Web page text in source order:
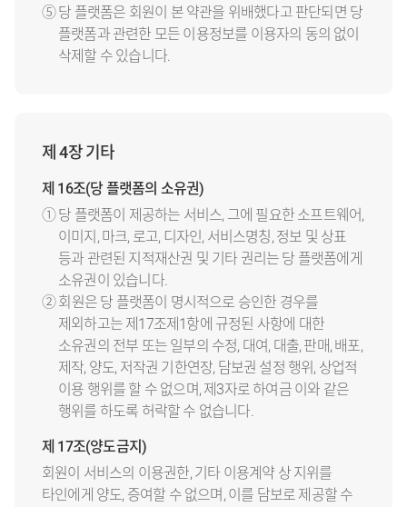
⑤ 당 플랫폼은 회원이 본 약관을 위배했다고 판단되면 당
플랫폼과 관련한 모든 이용정보를 이용자의 동의 없이
삭제할 수 있습니다.
제 4장 기타
제 16조(당 플랫폼의 소유권)
① 당 플랫폼이 제공하는 서비스, 그에 필요한 소프트웨어,
이미지, 마크, 로고, 디자인, 서비스명칭, 정보 및 상표
등과 관련된 지적재산권 및 기타 권리는 당 플랫폼에게
소유권이 있습니다.
② 회원은 당 플랫폼이 명시적으로 승인한 경우를
제외하고는 제17조제1항에 규정된 사항에 대한
소유권의 전부 또는 일부의 수정, 대여, 대출, 판매, 배포,
제작, 양도, 저작권 기한연장, 담보권 설정 행위, 상업적
이용 행위를 할 수 없으며, 제3자로 하여금 이와 같은
행위를 하도록 허락할 수 없습니다.
제 17조(양도금지)
회원이 서비스의 이용권한, 기타 이용계약 상 지위를
타인에게 양도, 증여할 수 없으며, 이를 담보로 제공할 수